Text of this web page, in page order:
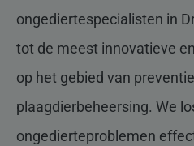
ongediertespecialisten in
tot de meest innovatieve
op het gebied van
plaagdierbeheersing. We
ongedierteproblemen